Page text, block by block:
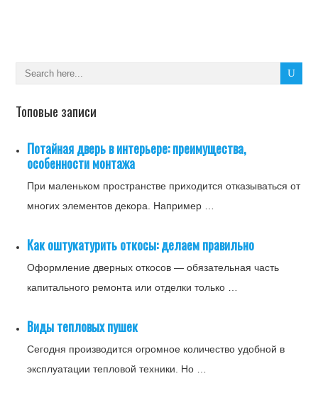
Топовые записи
Потайная дверь в интерьере: преимущества,
особенности монтажа
При маленьком пространстве приходится отказываться от
многих элементов декора. Например …
Как оштукатурить откосы: делаем правильно
Оформление дверных откосов — обязательная часть
капитального ремонта или отделки только …
Виды тепловых пушек
Сегодня производится огромное количество удобной в
эксплуатации тепловой техники. Но …